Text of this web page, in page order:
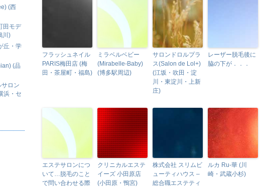
(西
田モデ
川)
丘・学
(品
ロン
浜・セ
フラッシュネイル
PARIS梅田店 (梅
田・茶屋町・福島)
ミラベルベビー
(Mirabelle-Baby)
(博多駅周辺)
サロンドロルプラ
ス(Salon de Lol+)
(江坂・吹田・淀
川・東淀川・上新
庄)
レーザー脱毛後に
脇の下が．．．
エステサロンにつ
いて…脱毛のこと
で問い合わせる際
クリニカルエステ
イーズ 小田原店
(小田原・鴨宮)
株式会社 スリムビ
ューティハウス –
総合職エステティ
ルカ Ru-華 (川
崎・武蔵小杉)